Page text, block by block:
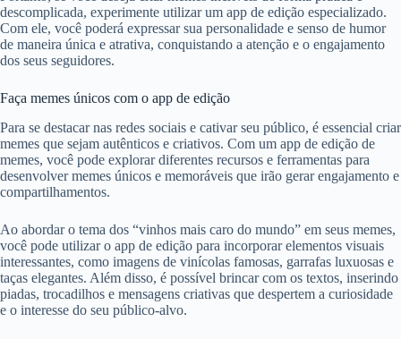
descomplicada, experimente utilizar um app de edição especializado.
Com ele, você poderá expressar sua personalidade e senso de humor
de maneira única e atrativa, conquistando a atenção e o engajamento
dos seus seguidores.
Faça memes únicos com o app de edição
Para se destacar nas redes sociais e cativar seu público, é essencial criar
memes que sejam autênticos e criativos. Com um app de edição de
memes, você pode explorar diferentes recursos e ferramentas para
desenvolver memes únicos e memoráveis que irão gerar engajamento e
compartilhamentos.
Ao abordar o tema dos “vinhos mais caro do mundo” em seus memes,
você pode utilizar o app de edição para incorporar elementos visuais
interessantes, como imagens de vinícolas famosas, garrafas luxuosas e
taças elegantes. Além disso, é possível brincar com os textos, inserindo
piadas, trocadilhos e mensagens criativas que despertem a curiosidade
e o interesse do seu público-alvo.